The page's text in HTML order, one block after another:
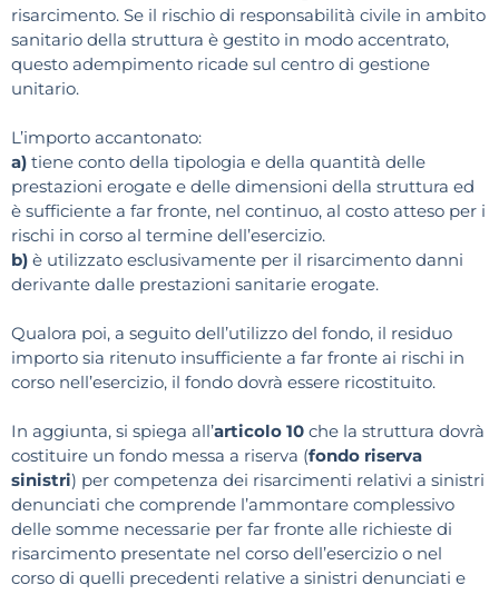
risarcimento. Se il rischio di responsabilità civile in ambito
sanitario della struttura è gestito in modo accentrato,
questo adempimento ricade sul centro di gestione
unitario.
L’importo accantonato:
a) tiene conto della tipologia e della quantità delle
prestazioni erogate e delle dimensioni della struttura ed
è sufficiente a far fronte, nel continuo, al costo atteso per i
rischi in corso al termine dell’esercizio.
b) è utilizzato esclusivamente per il risarcimento danni
derivante dalle prestazioni sanitarie erogate.
Qualora poi, a seguito dell’utilizzo del fondo, il residuo
importo sia ritenuto insufficiente a far fronte ai rischi in
corso nell’esercizio, il fondo dovrà essere ricostituito.
In aggiunta, si spiega all’articolo 10 che la struttura dovrà
costituire un fondo messa a riserva (fondo riserva
sinistri) per competenza dei risarcimenti relativi a sinistri
denunciati che comprende l’ammontare complessivo
delle somme necessarie per far fronte alle richieste di
risarcimento presentate nel corso dell’esercizio o nel
corso di quelli precedenti relative a sinistri denunciati e